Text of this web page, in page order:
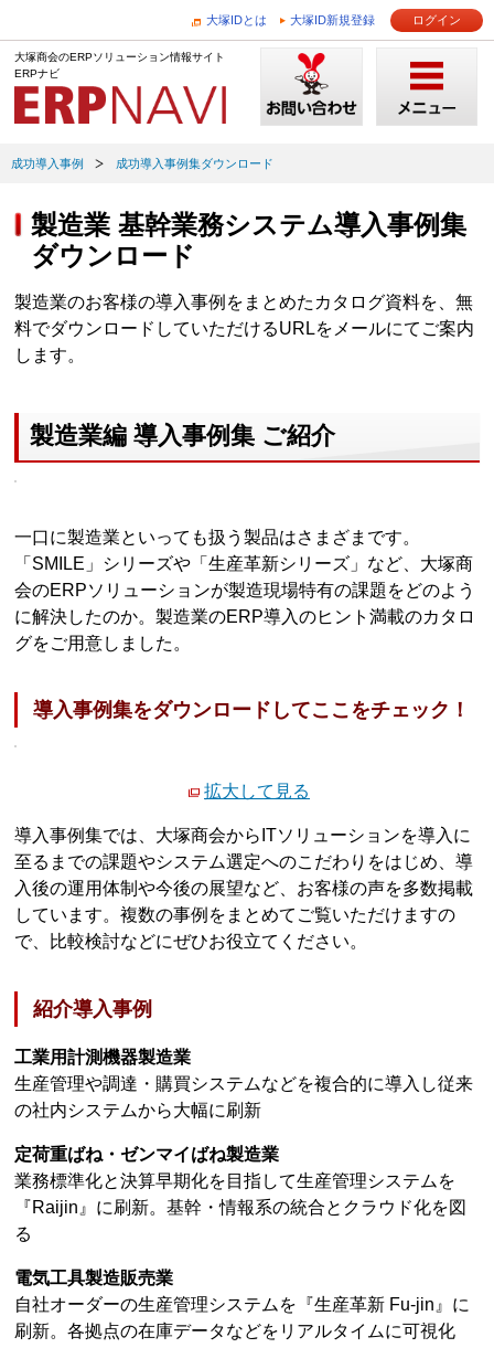
大塚IDとは 大塚ID新規登録 ログイン
大塚商会のERPソリューション情報サイト
ERPナビ
成功導入事例 成功導入事例集ダウンロード
製造業 基幹業務システム導入事例集
ダウンロード
製造業のお客様の導入事例をまとめたカタログ資料を、無
料でダウンロードしていただけるURLをメールにてご案内
します。
製造業編 導入事例集 ご紹介
一口に製造業といっても扱う製品はさまざまです。
「SMILE」シリーズや「生産革新シリーズ」など、大塚商
会のERPソリューションが製造現場特有の課題をどのよう
に解決したのか。製造業のERP導入のヒント満載のカタロ
グをご用意しました。
導入事例集をダウンロードしてここをチェック！
拡大して見る
導入事例集では、大塚商会からITソリューションを導入に
至るまでの課題やシステム選定へのこだわりをはじめ、導
入後の運用体制や今後の展望など、お客様の声を多数掲載
しています。複数の事例をまとめてご覧いただけますの
で、比較検討などにぜひお役立てください。
紹介導入事例
工業用計測機器製造業
生産管理や調達・購買システムなどを複合的に導入し従来
の社内システムから大幅に刷新
定荷重ばね・ゼンマイばね製造業
業務標準化と決算早期化を目指して生産管理システムを
『Raijin』に刷新。基幹・情報系の統合とクラウド化を図
る
電気工具製造販売業
自社オーダーの生産管理システムを『生産革新 Fu-jin』に
刷新。各拠点の在庫データなどをリアルタイムに可視化